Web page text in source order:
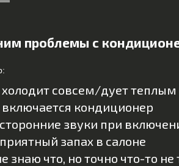
проблемы с
холодит совсем/дует теплым
включается кондиционер
звуки при
запах в салоне
знаю что, но точно что-то не